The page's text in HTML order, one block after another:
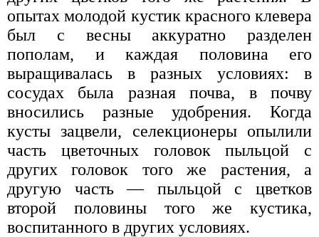
опытах молодой кустик красного клевера
был с весны аккуратно разделен
пополам, и каждая половина его
выращивалась в разных условиях: в
сосудах была разная почва, в почву
вносились разные удобрения. Когда
кусты зацвели, селекционеры опылили
часть цветочных головок пыльцой с
других головок того же растения, а
другую часть — пыльцой с цветков
второй половины того же кустика,
воспитанного в других условиях.